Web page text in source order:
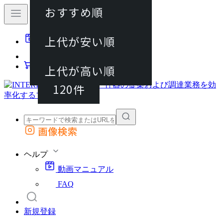
動画マニュアル
カート
外部サイトの商品をカートに追加
画像検索
ヘルプ
動画マニュアル
FAQ
新規登録
120件
おすすめ順
上代が安い順
上代が高い順